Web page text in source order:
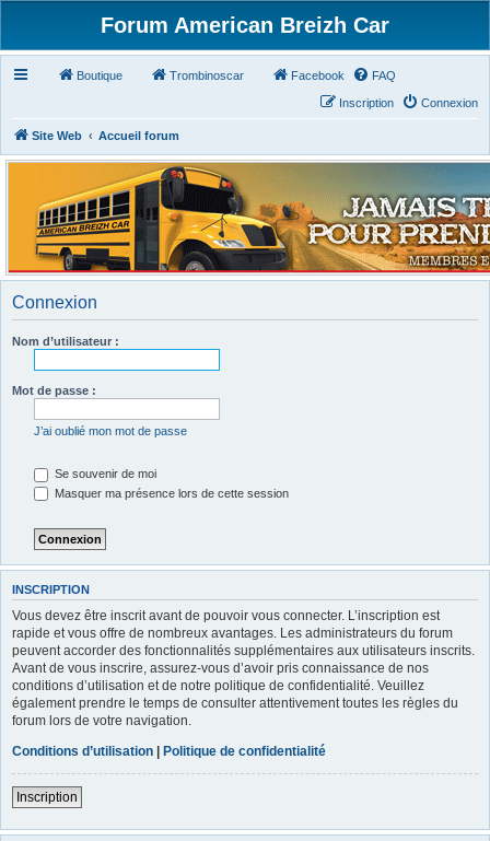
Forum American Breizh Car
Boutique Trombinoscar Facebook FAQ
Connexion
Inscription
Site Web Accueil forum
Connexion
Nom d’utilisateur :
Mot de passe :
J’ai oublié mon mot de passe
Se souvenir de moi
Masquer ma présence lors de cette session
INSCRIPTION
Vous devez être inscrit avant de pouvoir vous connecter. L’inscription est
rapide et vous offre de nombreux avantages. Les administrateurs du forum
peuvent accorder des fonctionnalités supplémentaires aux utilisateurs inscrits.
Avant de vous inscrire, assurez-vous d’avoir pris connaissance de nos
conditions d’utilisation et de notre politique de confidentialité. Veuillez
également prendre le temps de consulter attentivement toutes les règles du
forum lors de votre navigation.
Conditions d’utilisation | Politique de confidentialité
Inscription